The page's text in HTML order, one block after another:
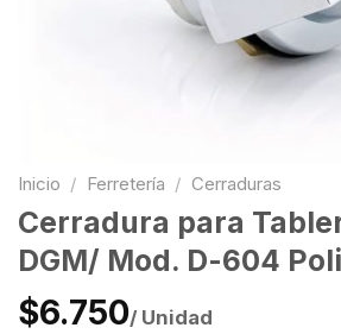
Inicio / Ferretería / Cerraduras
Cerradura para
DGM/ Mod. D-604 Poli
$6.750/ Unidad